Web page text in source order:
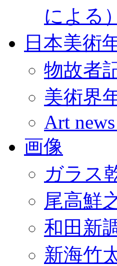
による）
日本美術
物故者
美術界
Art
画像
ガラス
尾高鮮
和田新
新海竹